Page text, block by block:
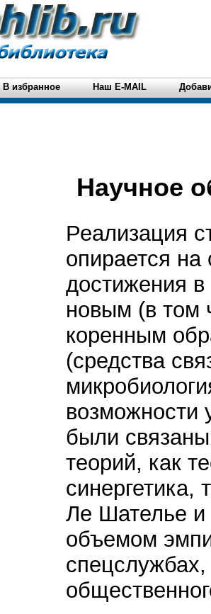
В избранное Наш E-MAIL
Научное
Реализация
опирается
достижения в
новым (в том
коренным
(средства
возможности
были
теорий, как
синергетика,
Ле Шателье и
объемом